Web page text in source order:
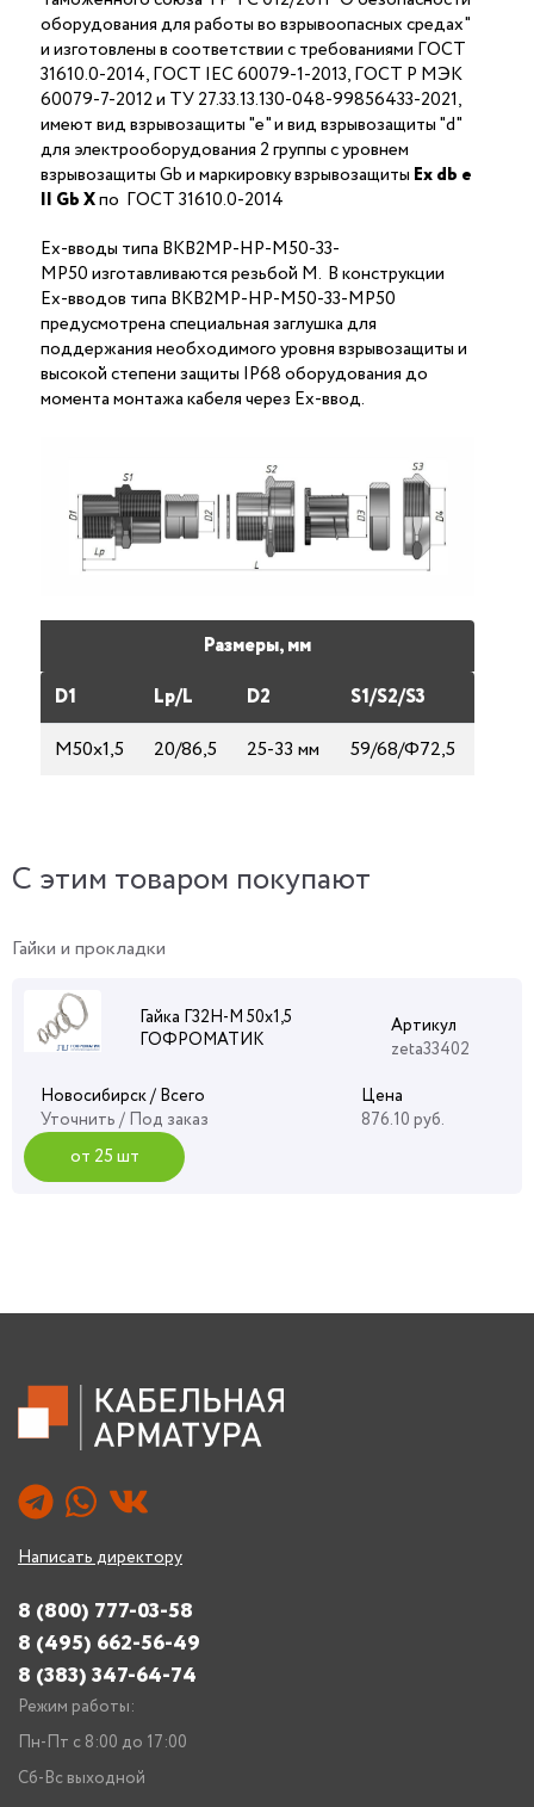
оборудования для работы во взрывоопасных средах"
и изготовлены в соответствии с требованиями ГОСТ
31610.0-2014, ГОСТ IEC 60079-1-2013, ГОСТ Р МЭК
60079-7-2012 и ТУ 27.33.13.130-048-99856433-2021,
имеют вид взрывозащиты "е" и вид взрывозащиты "d"
для электрооборудования 2 группы с уровнем
взрывозащиты Gb и маркировку взрывозащиты Ехdb е
II Gb Xпо ГОСТ 31610.0-2014
Ex-вводы типа ВКВ2МР-НР-М50-33-
МР50 изготавливаются резьбой M. В конструкции
Ex-вводов типа ВКВ2МР-НР-М50-33-МР50
предусмотрена специальная заглушка для
поддержания необходимого уровня взрывозащиты и
высокой степени защиты IP68 оборудования до
момента монтажа кабеля через Ex-ввод.
Размеры, мм
D1
Lp/L D2
S1/S2/S3
М50х1,5
20/86,5 25-33 мм 59/68/Ф72,5
C этим товаром покупают
Гайки и прокладки
Гайка Г32Н-М 50х1,5
ГОФРОМАТИК
Артикул
zeta33402
Новосибирск / Всего
Уточнить / Под заказ
Цена
876.10 руб.
от 25 шт
Написать директору
8 (800) 777-03-58
8 (495) 662-56-49
8 (383) 347-64-74
Режим работы:
Пн-Пт с 8:00 до 17:00
Сб-Вс выходной